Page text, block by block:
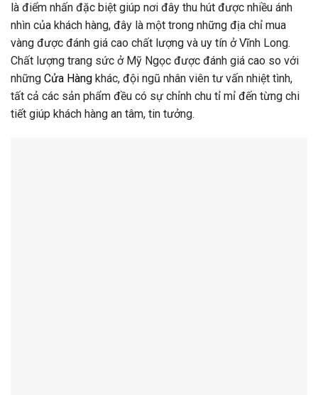
là điểm nhấn đặc biệt giúp nơi đây thu hút được nhiều ánh
nhìn của khách hàng, đây là một trong những địa chỉ mua
vàng được đánh giá cao chất lượng và uy tín ở Vĩnh Long.
Chất lượng trang sức ở Mỹ Ngọc được đánh giá cao so với
những Cửa Hàng khác, đội ngũ nhân viên tư vấn nhiệt tình,
tất cả các sản phẩm đều có sự chỉnh chu tỉ mỉ đến từng chi
tiết giúp khách hàng an tâm, tin tưởng.